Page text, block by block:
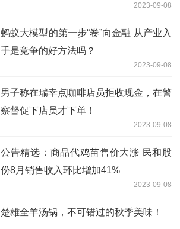
2023-09-08
蚂蚁大模型的第一步“卷”向金融 从产业入
手是竞争的好方法吗？
2023-09-08
男子称在瑞幸点咖啡店员拒收现金，在警
察督促下店员才下单！
2023-09-08
公告精选：商品代鸡苗售价大涨 民和股
份8月销售收入环比增加41%
2023-09-08
楚雄全羊汤锅，不可错过的秋季美味！